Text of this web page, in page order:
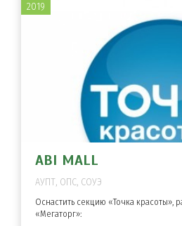
ABI MALL
АУПТ, ОПС, СОУЭ
Оснастить секцию «Точка красоты»,
«Мегаторг»:
2019